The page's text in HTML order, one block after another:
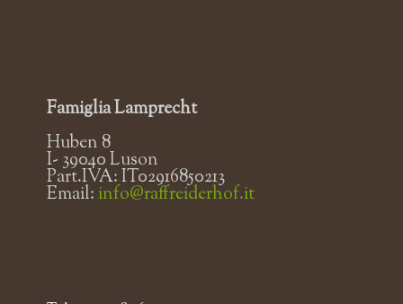
Famiglia Lamprecht
Huben 8
I- 39040 Luson
Part.IVA: IT02916850213
Email: info@raffreiderhof.it